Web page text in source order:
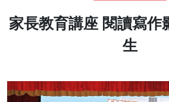
家長教育講座 閱讀寫作
生